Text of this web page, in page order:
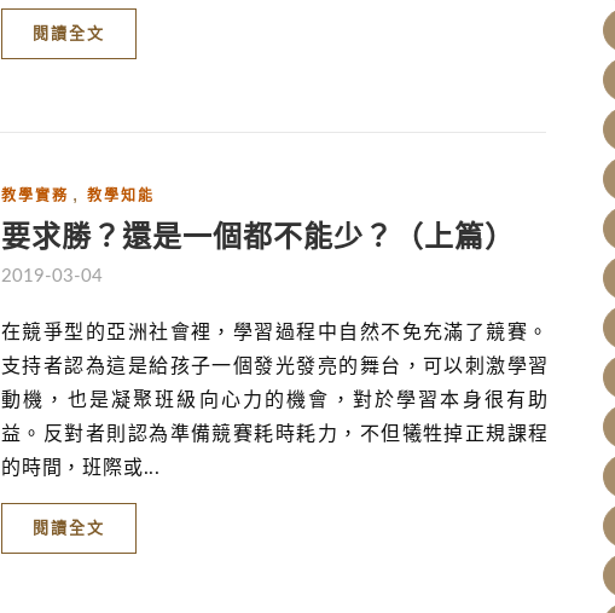
閱讀全文
教學實務 , 教學知能
要求勝？還是一個都不能少？（上篇）
2019-03-04
在競爭型的亞洲社會裡，學習過程中自然不免充滿了競賽。
支持者認為這是給孩子一個發光發亮的舞台，可以刺激學習
動機，也是凝聚班級向心力的機會，對於學習本身很有助
益。反對者則認為準備競賽耗時耗力，不但犧牲掉正規課程
的時間，班際或...
閱讀全文